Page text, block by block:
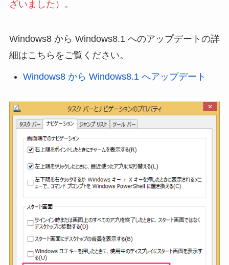
ざいました）。
Windows8 から Windows8.1 へのアップデートの詳
細はこちらをご覧ください。
Windows8 から Windows8.1 へアップデート